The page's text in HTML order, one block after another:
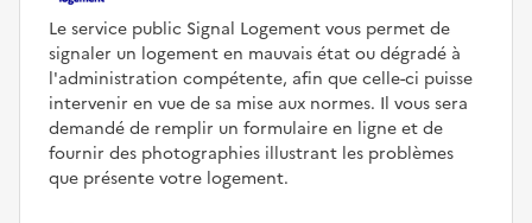
Le service public Signal Logement vous permet de
signaler un logement en mauvais état ou dégradé à
l'administration compétente, afin que celle-ci puisse
intervenir en vue de sa mise aux normes. Il vous sera
demandé de remplir un formulaire en ligne et de
fournir des photographies illustrant les problèmes
que présente votre logement.